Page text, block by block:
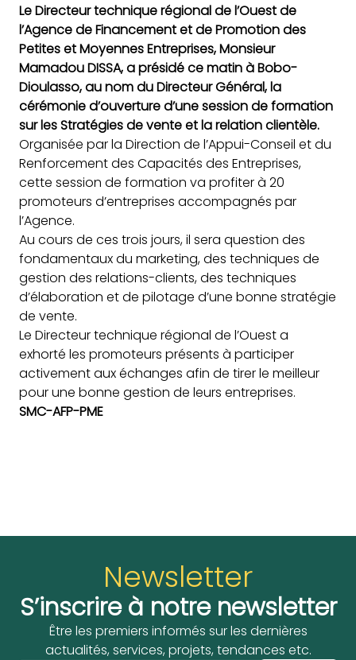
Le Directeur technique régional de l’Ouest de
l’Agence de Financement et de Promotion des
Petites et Moyennes Entreprises, Monsieur
Mamadou DISSA, a présidé ce matin à Bobo-
Dioulasso, au nom du Directeur Général, la
cérémonie d’ouverture d’une session de formation
sur les Stratégies de vente et la relation clientèle.
Organisée par la Direction de l’Appui-Conseil et du
Renforcement des Capacités des Entreprises,
cette session de formation va profiter à 20
promoteurs d’entreprises accompagnés par
l’Agence.
Au cours de ces trois jours, il sera question des
fondamentaux du marketing, des techniques de
gestion des relations-clients, des techniques
d’élaboration et de pilotage d’une bonne stratégie
de vente.
Le Directeur technique régional de l’Ouest a
exhorté les promoteurs présents à participer
activement aux échanges afin de tirer le meilleur
pour une bonne gestion de leurs entreprises.
SMC-AFP-PME
Newsletter
S’inscrire à notre newsletter
Être les premiers informés sur les dernières
actualités, services, projets, tendances etc.